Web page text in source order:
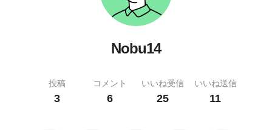
Nobu14
投稿
3
コメント
6
いいね受信
25
いいね送信
11